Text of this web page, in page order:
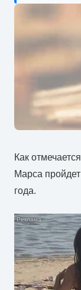
Как отмечается
Марса пройдет
года.